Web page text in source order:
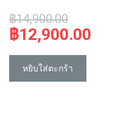
฿14,900.00
price
฿12,900.00
หยิบใส่ตะกร้า